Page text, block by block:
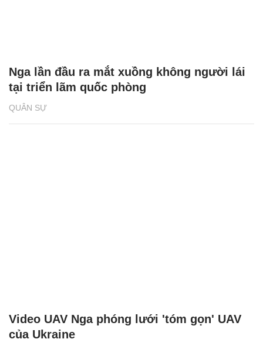
QUÂN SỰ
Nga lần đầu ra mắt xuồng không người lái
tại triển lãm quốc phòng
Video UAV Nga phóng lưới 'tóm gọn' UAV
của Ukraine